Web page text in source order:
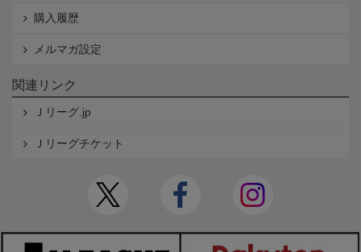
購入履歴
メルマガ設定
関連リンク
Ｊリーグ.jp
Ｊリーグチケット